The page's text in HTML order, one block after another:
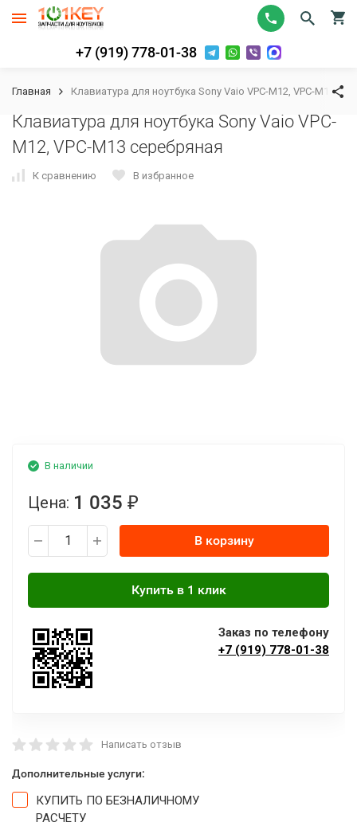
+7 (919) 778-01-38
Главная Клавиатура для ноутбука Sony Vaio VPC-M12, VPC-M13
Клавиатура для ноутбука Sony Vaio VPC-
M12, VPC-M13 серебряная
К сравнению В избранное
В наличии
Цена: 1 035 ₽
В корзину
Заказ по телефону
+7 (919) 778-01-38
Написать отзыв
Дополнительные услуги:
КУПИТЬ ПО БЕЗНАЛИЧНОМУ
РАСЧЕТУ